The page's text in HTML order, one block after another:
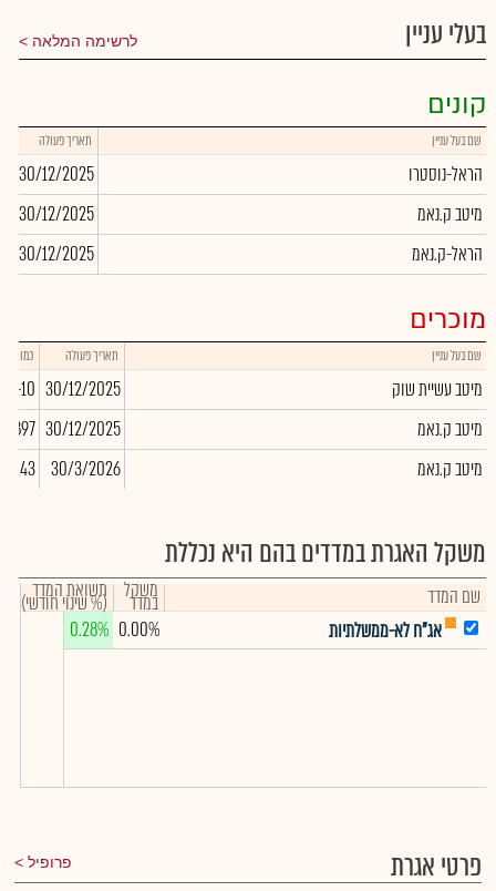
בעלי עניין לרשימה המלאה
קונים
שם בעל עניין תאריך פעולה
הראל-נוסטרו 30/12/2025
מיטב ק.נאמ
30/12/2025
הראל-ק.נאמ
30/12/2025
מוכרים
שם בעל עניין תאריך פעולה כמות
מיטב עשיית שוק 30/12/2025
-10
מיטב ק.נאמ
30/12/2025
מיטב ק.נאמ
30/3/2026
-6,143
משקל האגרת במדדים בהם היא נכללת
שם המדד משקל
במדד תשואת המדד
(% שינוי חודשי)
אג"ח לא-ממשלתיות
0.00%
0.28%
פרטי אגרת פרופיל